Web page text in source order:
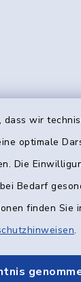
wir
optimale
Die
Bedarf
finden Sie
.